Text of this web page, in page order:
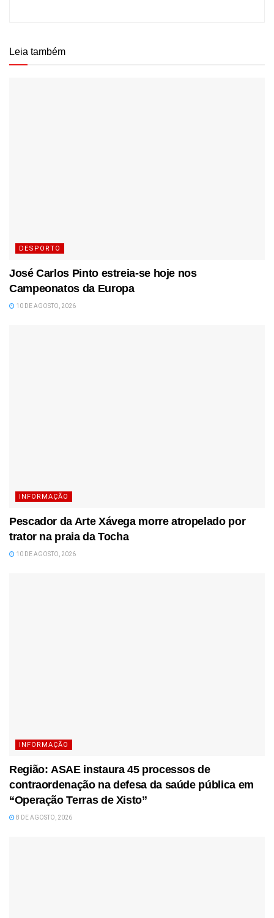
Leia também
DESPORTO
José Carlos Pinto estreia-se hoje nos
Campeonatos da Europa
10 DE AGOSTO, 2026
INFORMAÇÃO
Pescador da Arte Xávega morre atropelado por
trator na praia da Tocha
10 DE AGOSTO, 2026
INFORMAÇÃO
Região: ASAE instaura 45 processos de
contraordenação na defesa da saúde pública em
“Operação Terras de Xisto”
8 DE AGOSTO, 2026